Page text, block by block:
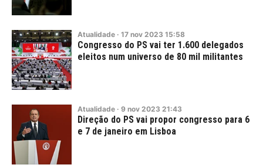
Atualidade · 17 nov 2023 15:58
Congresso do PS vai ter 1.600 delegados
eleitos num universo de 80 mil militantes
Atualidade · 9 nov 2023 21:43
Direção do PS vai propor congresso para 6
e 7 de janeiro em Lisboa